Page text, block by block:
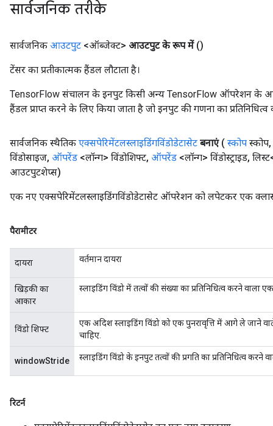
सार्वजनिक तरीके
सार्वजनिक आउटपुट <ऑब्जेक्ट> आउटपुट के रूप में ()
टेंसर का प्रतीकात्मक हैंडल लौटाता है।
TensorFlow संचालन के इनपुट किसी अन्य TensorFlow ऑपरेशन के
हैंडल प्राप्त करने के लिए किया जाता है जो इनपुट की गणना का प्रतिनिधित्व
सार्वजनिक स्थैतिक एक्सपेरिमेंटलस्लाइडिंगविंडोडेटासेट बनाएं ( स्कोप स्कोप,
विंडोसाइज, ऑपरेंड <लॉन्ग> विंडोशिफ्ट, ऑपरेंड <लॉन्ग> विंडोस्ट्राइड,
आउटपुटशेप्स)
एक नए एक्सपेरिमेंटलस्लाइडिंगविंडोडेटासेट ऑपरेशन को लपेटकर एक क्लास
पैरामीटर
दायरा वर्तमान दायरा
खिड़की का
आकार
स्लाइडिंग विंडो में तत्वों की संख्या का प्रतिनिधित्व करने वाला
विंडो शिफ्ट
एक अदिश स्लाइडिंग विंडो को एक पुनरावृत्ति में आगे ले जाने
चाहिए.
windowStride स्लाइडिंग विंडो के इनपुट तत्वों की प्रगति का प्रतिनिधित्व
रिटर्न